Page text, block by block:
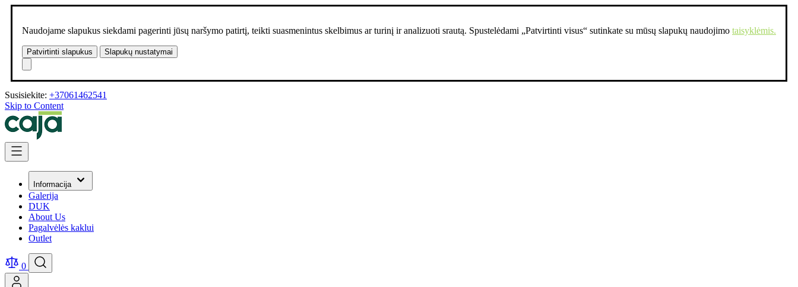
Naudojame slapukus siekdami pagerinti jūsų naršymo patirtį, teikti suasmenintus skelbimus ar turinį ir analizuoti srautą. Spustelėdami „Patvirtinti visus“ sutinkate su mūsų slapukų naudojimo taisyklėmis.
Patvirtinti slapukus Slapukų nustatymai
Susisiekite: +37061462541
Skip to Content
Informacija
Galerija
DUK
About Us
Pagalvėlės kaklui
Outlet
0